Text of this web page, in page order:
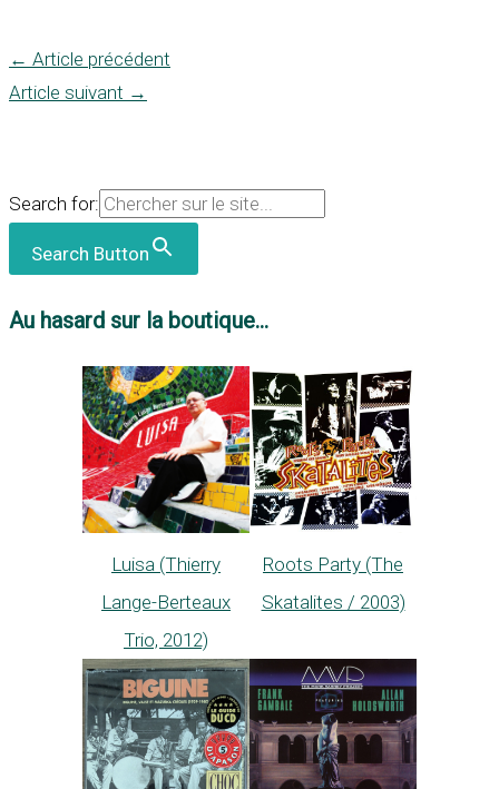
← Article précédent
Article suivant →
Search for:
Search Button
Au hasard sur la boutique...
Luisa (Thierry
Lange-Berteaux
Trio, 2012)
Roots Party (The
Skatalites / 2003)